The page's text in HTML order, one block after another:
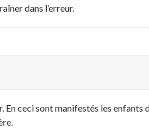
dans l’erreur.
En ceci sont manifestés les enfants